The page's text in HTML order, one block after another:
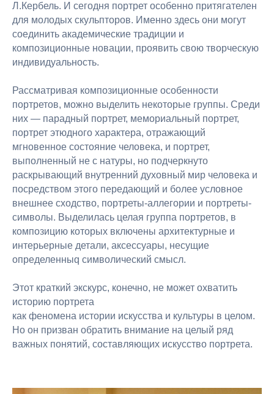
Л.Кербель. И сегодня портрет особенно притягателен
для молодых скульпторов. Именно здесь они могут
соединить академические традиции и
композиционные новации, проявить свою творческую
индивидуальность.
Рассматривая композиционные особенности
портретов, можно выделить некоторые группы. Среди
них — парадный портрет, мемориальный портрет,
портрет этюдного характера, отражающий
мгновенное состояние человека, и портрет,
выполненный не с натуры, но подчеркнуто
раскрывающий внутренний духовный мир человека и
посредством этого передающий и более условное
внешнее сходство, портреты-аллегории и портреты-
символы. Выделилась целая группа портретов, в
композицию которых включены архитектурные и
интерьерные детали, аксессуары, несущие
определенныq символический смысл.
Этот краткий экскурс, конечно, не может охватить
историю портрета
как феномена истории искусства и культуры в целом.
Но он призван обратить внимание на целый ряд
важных понятий, составляющих искусство портрета.